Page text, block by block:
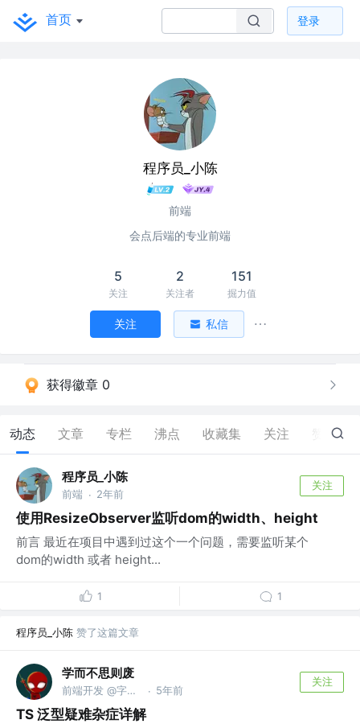
首页 登录
程序员_小陈
前端
会点后端的专业前端
5
关注
2
关注者
151
掘力值
关注 私信
获得徽章 0
动态 文章 专栏 沸点 收藏集 关注 35
程序员_小陈
前端 · 2年前
关注
使用ResizeObserver监听dom的width、height
前言 最近在项目中遇到过这个一个问题，需要监听某个
dom的width 或者 height...
1 1
程序员_小陈 赞了这篇文章
学而不思则废
前端开发 @字节跳动 · 5年前
关注
TS 泛型疑难杂症详解